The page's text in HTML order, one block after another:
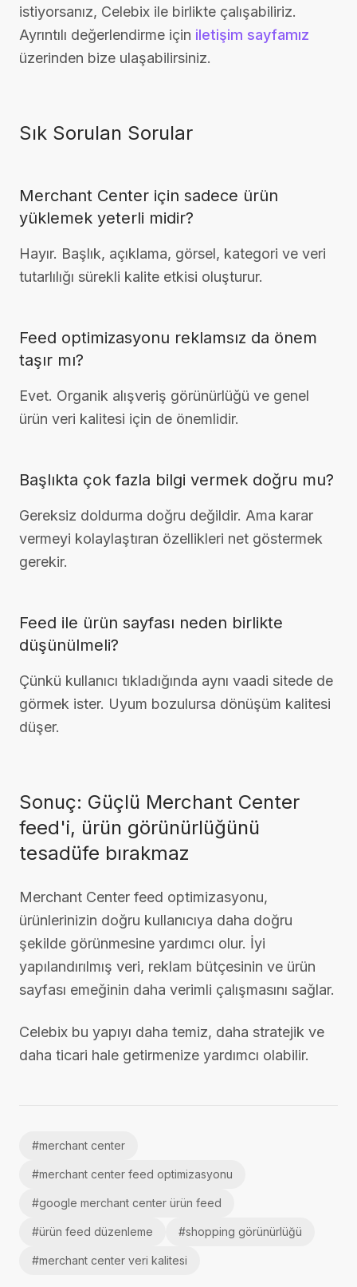
istiyorsanız, Celebix ile birlikte çalışabiliriz.
Ayrıntılı değerlendirme için iletişim sayfamız
üzerinden bize ulaşabilirsiniz.
Sık Sorulan Sorular
Merchant Center için sadece ürün
yüklemek yeterli midir?
Hayır. Başlık, açıklama, görsel, kategori ve veri
tutarlılığı sürekli kalite etkisi oluşturur.
Feed optimizasyonu reklamsız da önem
taşır mı?
Evet. Organik alışveriş görünürlüğü ve genel
ürün veri kalitesi için de önemlidir.
Başlıkta çok fazla bilgi vermek doğru mu?
Gereksiz doldurma doğru değildir. Ama karar
vermeyi kolaylaştıran özellikleri net göstermek
gerekir.
Feed ile ürün sayfası neden birlikte
düşünülmeli?
Çünkü kullanıcı tıkladığında aynı vaadi sitede de
görmek ister. Uyum bozulursa dönüşüm kalitesi
düşer.
Sonuç: Güçlü Merchant Center
feed'i, ürün görünürlüğünü
tesadüfe bırakmaz
Merchant Center feed optimizasyonu,
ürünlerinizin doğru kullanıcıya daha doğru
şekilde görünmesine yardımcı olur. İyi
yapılandırılmış veri, reklam bütçesinin ve ürün
sayfası emeğinin daha verimli çalışmasını sağlar.
Celebix bu yapıyı daha temiz, daha stratejik ve
daha ticari hale getirmenize yardımcı olabilir.
#merchant center
#merchant center feed optimizasyonu
#google merchant center ürün feed
#ürün feed düzenleme #shopping görünürlüğü
#merchant center veri kalitesi